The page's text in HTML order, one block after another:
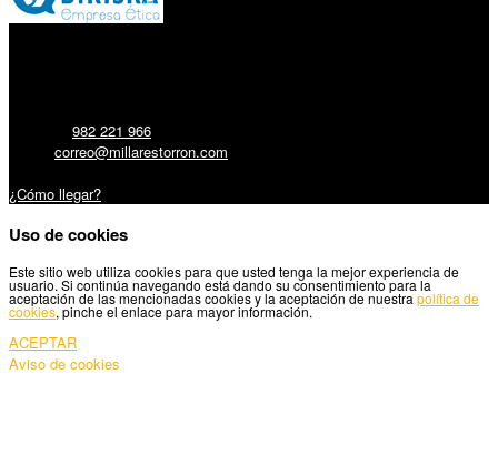
982 221 966
correo@millarestorron.com
¿Cómo llegar?
Uso de cookies
Este sitio web utiliza cookies para que usted tenga la mejor experiencia de
usuario. Si continúa navegando está dando su consentimiento para la
aceptación de las mencionadas cookies y la aceptación de nuestra política de
cookies, pinche el enlace para mayor información.
ACEPTAR
Aviso de cookies